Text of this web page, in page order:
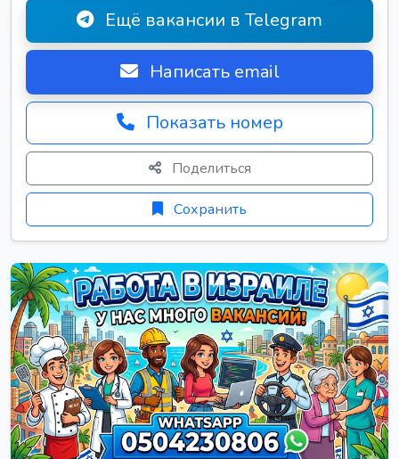
Ещё вакансии в Telegram
Написать email
Показать номер
Поделиться
Сохранить